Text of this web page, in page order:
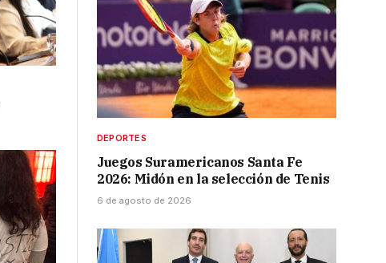
DEPORTES
Juegos Suramericanos Santa Fe
2026: Midón en la selección de Tenis
6 de agosto de 2026